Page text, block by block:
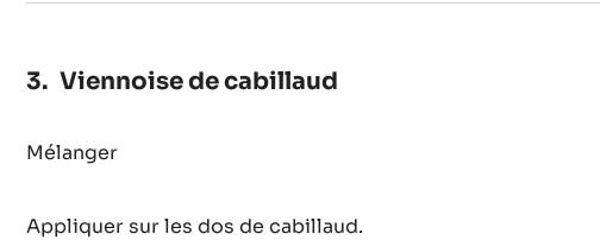
Viennoise de cabillaud
Mélanger
Appliquer sur les dos de cabillaud.